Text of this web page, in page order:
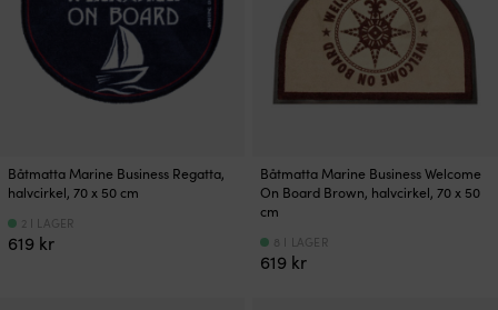
Båtmatta Marine Business Regatta,
halvcirkel, 70 x 50 cm
619 kr
2 I LAGER
Båtmatta Marine Business Welcome
On Board Brown, halvcirkel, 70 x 50
cm
619 kr
8 I LAGER